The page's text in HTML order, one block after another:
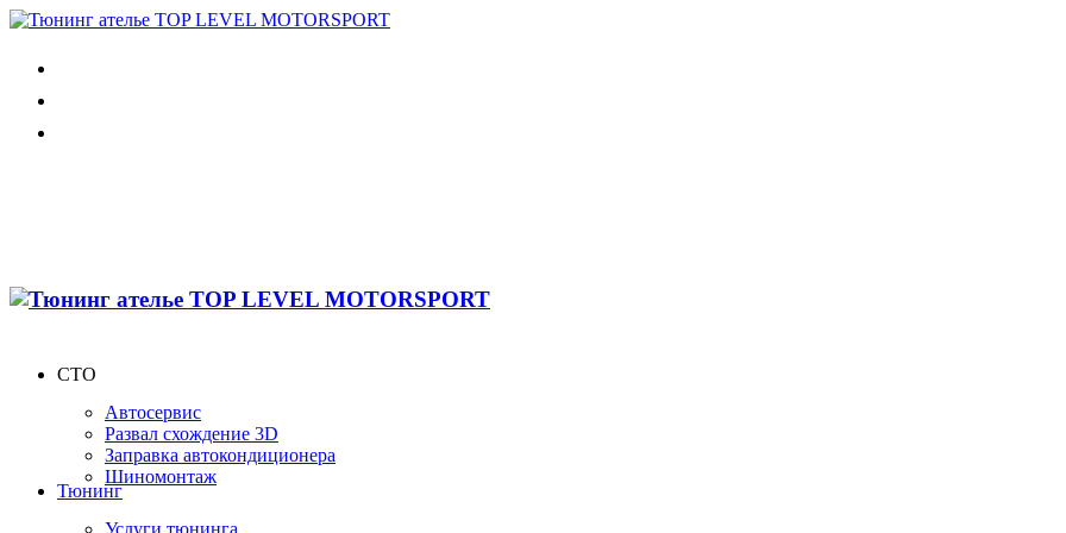
СТО
Автосервис
Развал схождение 3D
Заправка автокондиционера
Шиномонтаж
Тюнинг